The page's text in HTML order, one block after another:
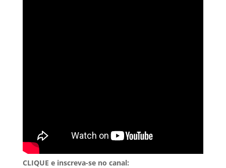
CLIQUE e inscreva-se no canal: